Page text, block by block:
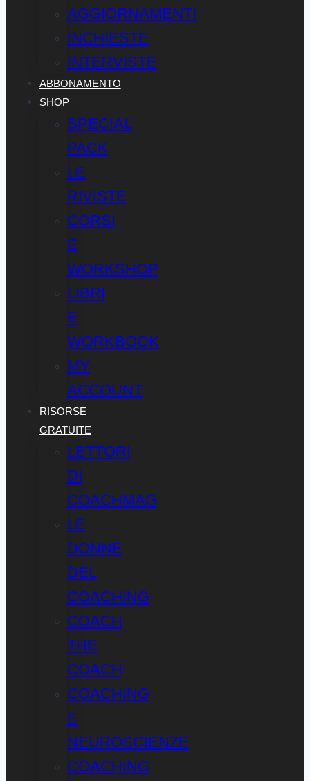
AGGIORNAMENTI
INCHIESTE
INTERVISTE
ABBONAMENTO
SHOP
SPECIAL
PACK
LE
RIVISTE
CORSI
E
WORKSHOP
LIBRI
E
WORKBOOK
MY
ACCOUNT
RISORSE
GRATUITE
LETTORI
DI
COACHMAG
LE
DONNE
DEL
COACHING
COACH
THE
COACH
COACHING
E
NEUROSCIENZE
COACHING